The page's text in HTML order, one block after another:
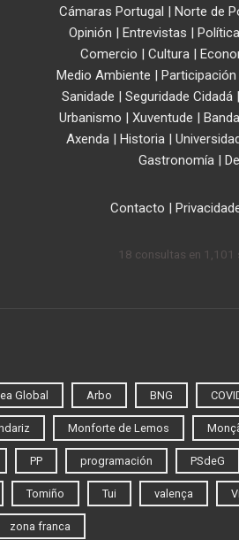
Cámaras Portugal | Norte de
Opinión | Entrevistas | Política
Comercio | Cultura |
Medio Ambiente | Participación
Sanidade | Seguridade Cidadá |
Urbanismo | Xuventude |
Axenda| Historia|
Gastronomía |
Contacto |
18 consultas en 1,101
Global Arbo BNG
Monforte de Lemos
PP programación PSdeG
Tomiño Tui valença
zona franca